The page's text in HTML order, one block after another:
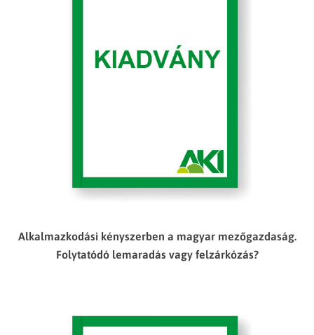
Alkalmazkodási kényszerben a magyar mezőgazdaság.
Folytatódó lemaradás vagy felzárkózás?